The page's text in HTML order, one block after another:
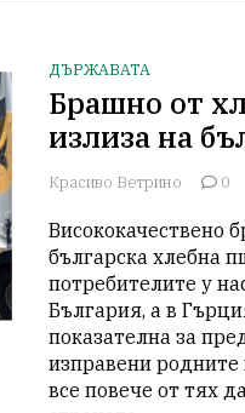
ДЪРЖАВАТА
Брашно от
излиза на
Красиво Ветрино 0
Висококачествено
българска хлебна
потребителите у
България, а в
показателна за
изправени
все повече от тях